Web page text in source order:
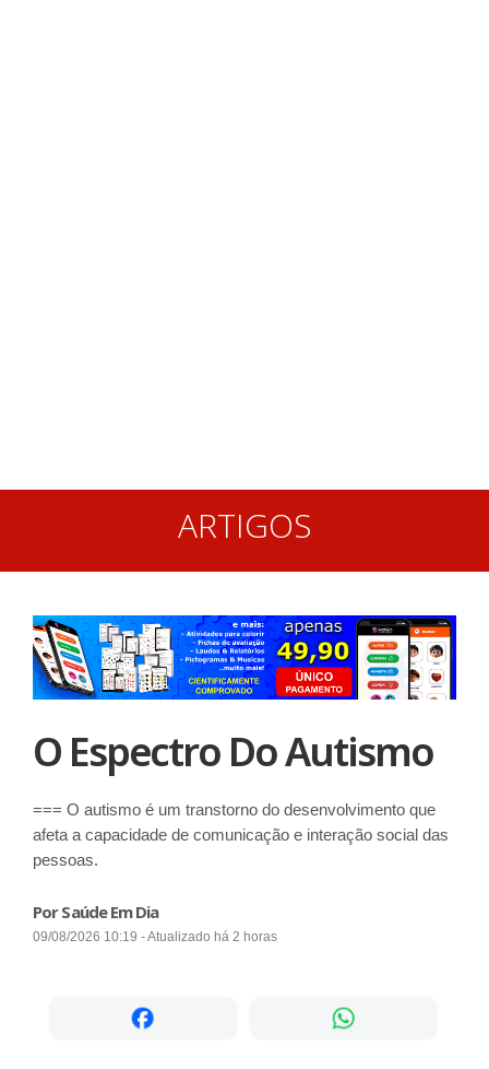
ARTIGOS
O Espectro Do Autismo
=== O autismo é um transtorno do desenvolvimento que
afeta a capacidade de comunicação e interação social das
pessoas.
Por Saúde Em Dia
09/08/2026 10:19 - Atualizado há 2 horas